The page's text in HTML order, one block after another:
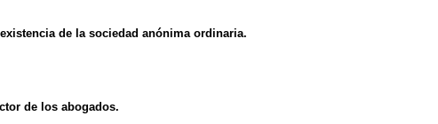
de la sociedad anónima ordinaria.
de los abogados.